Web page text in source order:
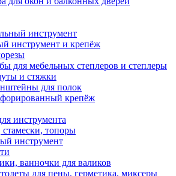
инструмент
инструмент и крепёж
для мебельных степлеров и степлеры
и стяжки
для полок
крепёж
инструмента
топоры
инструмент
ванночки для валиков
для пены, герметика, миксеры